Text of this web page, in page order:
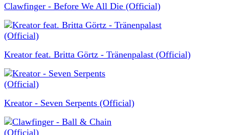
Clawfinger - Before We All Die (Official)
Kreator feat. Britta Görtz - Tränenpalast (Official)
Kreator - Seven Serpents (Official)